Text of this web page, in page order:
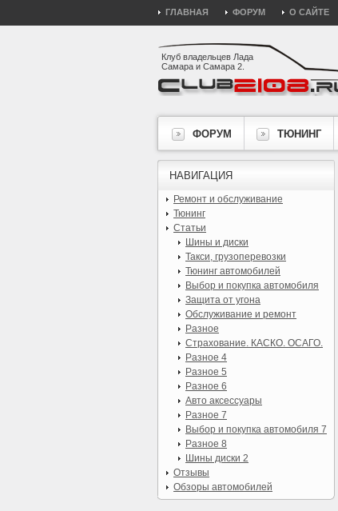
ГЛАВНАЯ ФОРУМ О САЙТЕ
Клуб владельцев Лада
Самара и Самара 2.
ФОРУМ ТЮНИНГ
НАВИГАЦИЯ
Ремонт и обслуживание
Тюнинг
Статьи
Шины и диски
Такси, грузоперевозки
Тюнинг автомобилей
Выбор и покупка автомобиля
Защита от угона
Обслуживание и ремонт
Разное
Страхование. КАСКО. ОСАГО.
Разное 4
Разное 5
Разное 6
Авто аксессуары
Разное 7
Выбор и покупка автомобиля 7
Разное 8
Шины диски 2
Отзывы
Обзоры автомобилей